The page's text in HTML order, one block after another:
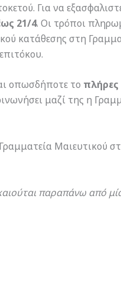
Για να
21/4. Οι τρόποι
κατάθεσης στη
οπωσδήποτε το
μαζί της η
Μαιευτικού
παραπάνω από